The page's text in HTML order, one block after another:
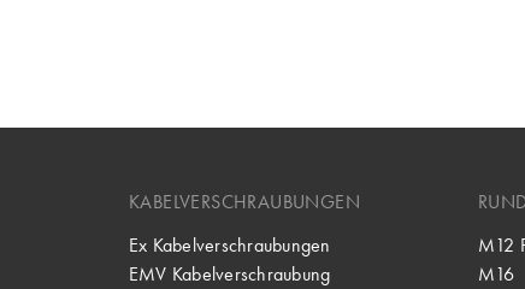
KABELVERSCHRAUBUNGEN
Ex Kabelverschraubungen
EMV Kabelverschraubung
M12
M16